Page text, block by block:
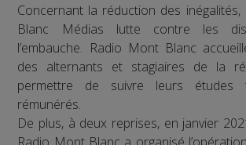
Concernant la réduction des
Blanc Médias lutte contre les
l’embauche. Radio Mont Blanc
des alternants et stagiaires de la
permettre de suivre leurs
rémunérés.
De plus, à deux reprises, en janvier
Radio Mont Blanc a organisé